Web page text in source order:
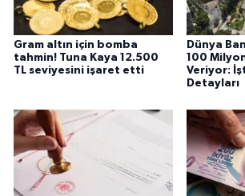
Gram altın için bomba
tahmin! Tuna Kaya 12.500
TL seviyesini işaret etti
Dünya
100
Veriyor:
Detayları